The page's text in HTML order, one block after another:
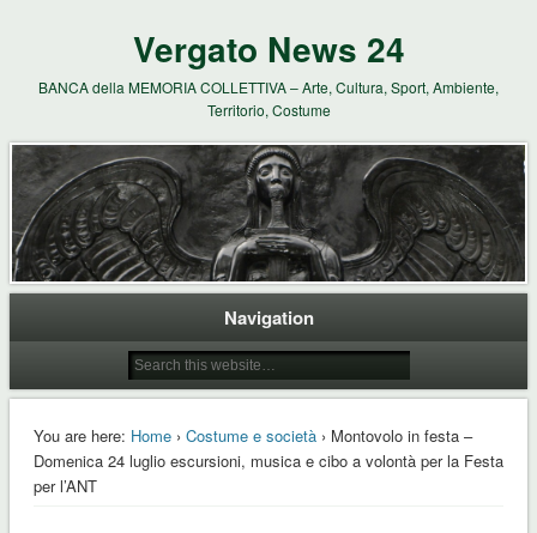
Vergato News 24
BANCA della MEMORIA COLLETTIVA – Arte, Cultura, Sport, Ambiente,
Territorio, Costume
Navigation
You are here: Home› Costume e società› Montovolo in festa –
Domenica 24 luglio escursioni, musica e cibo a volontà per la Festa
per l’ANT